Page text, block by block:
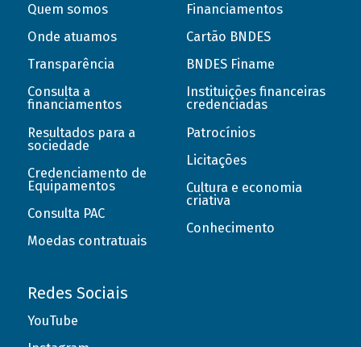
Quem somos
Onde atuamos
Transparência
Consulta a
financiamentos
Resultados para a
sociedade
Credenciamento de
Equipamentos
Consulta PAC
Moedas contratuais
Financiamentos
Cartão BNDES
BNDES Finame
Instituições financeiras
credenciadas
Patrocínios
Licitações
Cultura e economia
criativa
Conhecimento
Redes Sociais
YouTube